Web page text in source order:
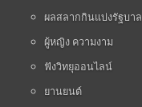
ผลสลากกินแบ่งรัฐบาล
ผู้หญิง ความงาม
ฟังวิทยุออนไลน์
ยานยนต์